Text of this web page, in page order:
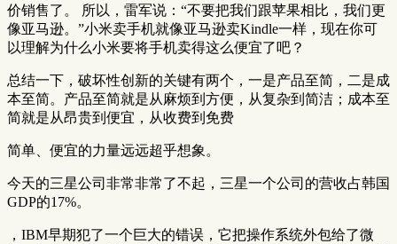
价销售了。 所以，雷军说：“不要把我们跟苹果相比，我们更
像亚马逊。”小米卖手机就像亚马逊卖Kindle一样，现在你可
以理解为什么小米要将手机卖得这么便宜了吧？
总结一下，破坏性创新的关键有两个，一是产品至简，二是成
本至简。产品至简就是从麻烦到方便，从复杂到简洁；成本至
简就是从昂贵到便宜，从收费到免费
简单、便宜的力量远远超乎想象。
今天的三星公司非常非常了不起，三星一个公司的营收占韩国
GDP的17%。
，IBM早期犯了一个巨大的错误，它把操作系统外包给了微